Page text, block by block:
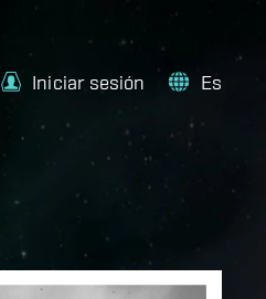
Iniciar sesión Es